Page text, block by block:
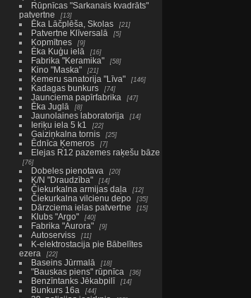
Rūpnīcas "Sarkanais kvadrāts"
patvertne
13
Ēka Lāčplēša, Skolas 21
Patvertne Klīversalā 5
Kopmītnes 9
Ēka Kuģu ielā 16
Fabrika "Keramika" 58
Kino "Maska" 21
Ķemeru sanatorija "Līva" 146
Kadagas bunkurs 74
Jaunciema papīrfabrika 47
Ēka Juglā 8
Jaunolaines laboratorija 14
Ieriķu iela 5 k1 22
Gaiziņkalna tornis 25
Ēdnīca Ķemeros 7
Elejas R12 pazemes raķešu bāze
76
Dobeles pienotava 20
K/N "Draudzība" 14
Čiekurkalna armijas daļa 12
Čiekurkalna vilcienu depo 35
Dārzciema ielas patvertne 15
Klubs "Argo" 40
Fabrika "Aurora" 9
Autoserviss 11
K-elektrostacija pie Bābelītes
ezera
22
Baseins Jūrmalā 18
"Bauskas piens" rūpnīca 36
Benzīntanks Jēkabpilī 14
Bunkurs 16a 44